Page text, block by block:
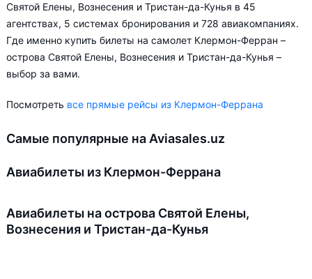
Святой Елены, Вознесения и Тристан-да-Кунья в 45
агентствах, 5 системах бронирования и 728 авиакомпаниях.
Где именно купить билеты на самолет Клермон-Ферран –
острова Святой Елены, Вознесения и Тристан-да-Кунья –
выбор за вами.
Посмотреть все прямые рейсы из Клермон-Феррана
Самые популярные на Aviasales.uz
Авиабилеты из Клермон-Феррана
Авиабилеты на острова Святой Елены,
Вознесения и Тристан-да-Кунья